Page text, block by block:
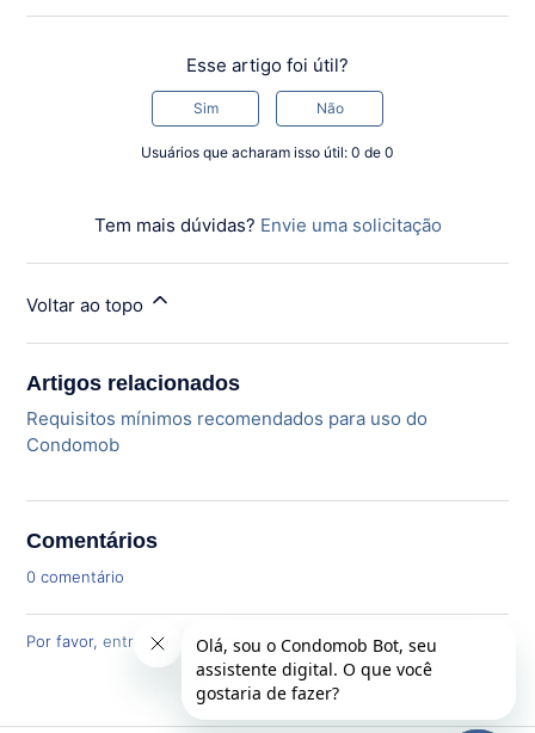
Esse artigo foi útil?
Sim Não
Usuários que acharam isso útil: 0 de 0
Tem mais dúvidas? Envie uma solicitação
Voltar ao topo
Artigos relacionados
Requisitos mínimos recomendados para uso do
Condomob
Comentários
0 comentário
Por favor,entre para comentar.